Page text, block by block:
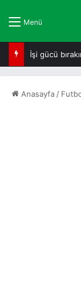
Menü
İşi gücü
Anasayfa /